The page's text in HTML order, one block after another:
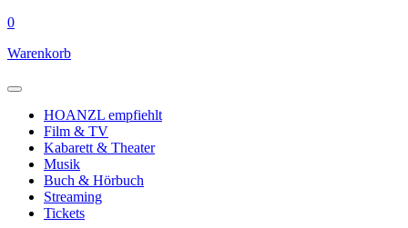
0
Warenkorb
HOANZL empfiehlt
Film & TV
Kabarett & Theater
Musik
Buch & Hörbuch
Streaming
Tickets